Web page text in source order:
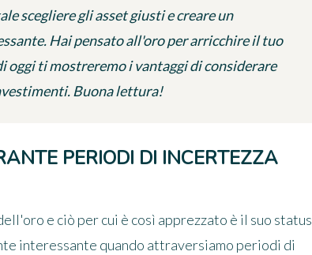
scegliere gli asset giusti e creare un
Hai pensato all'oro per arricchire il tuo
ti mostreremo i vantaggi di considerare
Buona lettura!
PERIODI DI INCERTEZZA
e ciò per cui è così apprezzato è il suo status
interessante quando attraversiamo periodi di